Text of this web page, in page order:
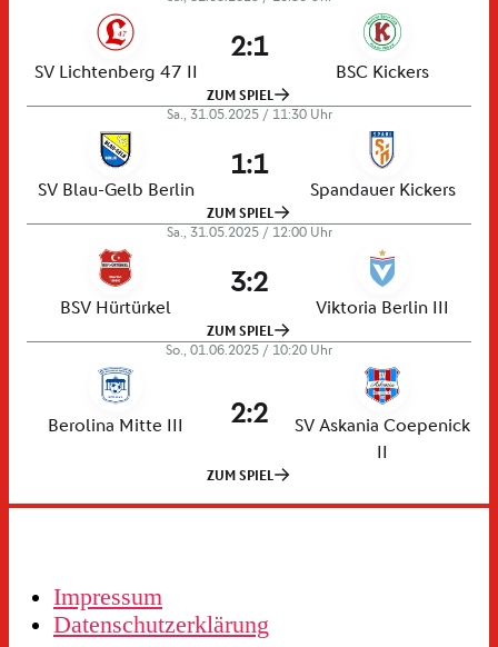
Impressum
Datenschutzerklärung